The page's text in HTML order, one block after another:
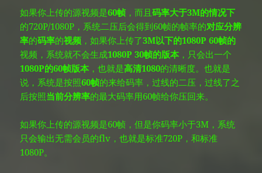
如果你上传的源视频是60帧 ，而且码率大于3M的情况下
的720P/1080P，系统二压后会得到60帧的帧率的对应分辨
率的码率的视频 ，如果你上传了3M以下的1080P 60帧的
视频，系统就不会生成1080P 30帧的版本 ，只会出一个
1080P的60帧版本 ，也就是高清1080的清晰度。也就是
说，系统是按照60帧的来给码率，过线的二压，过线了之
后按照当前分辨率的最大码率用60帧给你压回来。
如果你上传的源视频是60帧，但是你码率小于3M，系统
只会输出无需会员的flv，也就是标准720P，和标准
1080P。